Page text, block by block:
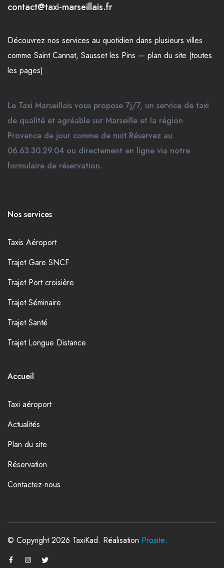
contact@taxi-marseillais.fr
Découvrez nos services au quotidien dans plusieurs villes
comme Saint Cannat, Sausset les Pins — plan du site (toutes
les pages)
Le Taxi Marseillais vous propose 7j/7, un service de taxi
de qualité et agréable sur Marseille et la région
Provence de jour comme de nuit.Réservez au
06.63.30.29.04 ou directement en ligne via notre
formulaire de réservation.
Nos services
Taxis Aéroport
Trajet Gare SNCF
Trajet Port croisière
Trajet Séminaire
Trajet Santé
Trajet Longue Distance
Accueil
Taxi aéroport
Actualités
Plan du site
Réservation
Contactez-nous
© Copyright 2026 TaxiKad. Réalisation Prosite.